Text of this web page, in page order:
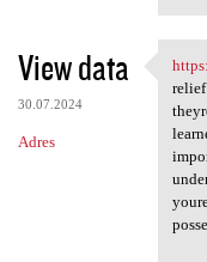
View data
30.07.2024
Adres